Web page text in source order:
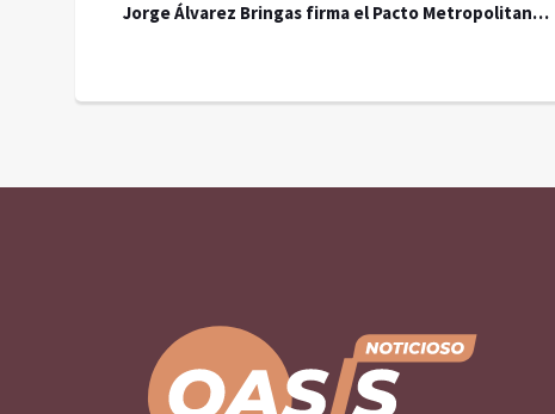
Jorge Álvarez Bringas firma el Pacto Metropolitano